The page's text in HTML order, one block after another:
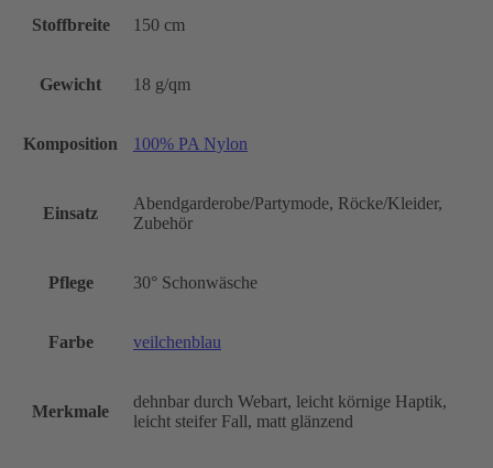
Stoffbreite 150 cm
Gewicht 18 g/qm
Komposition 100% PA Nylon
Einsatz
Abendgarderobe/Partymode, Röcke/Kleider,
Zubehör
Pflege 30° Schonwäsche
Farbe veilchenblau
Merkmale
dehnbar durch Webart, leicht körnige Haptik,
leicht steifer Fall, matt glänzend